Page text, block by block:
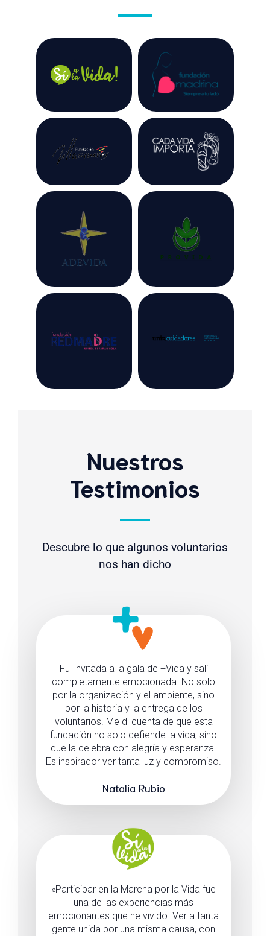
Nuestros
Testimonios
Descubre lo que algunos voluntarios
nos han dicho
Fui invitada a la gala de +Vida y salí
completamente emocionada. No solo
por la organización y el ambiente, sino
por la historia y la entrega de los
voluntarios. Me di cuenta de que esta
fundación no solo defiende la vida, sino
que la celebra con alegría y esperanza.
Es inspirador ver tanta luz y compromiso.
Natalia Rubio
«Participar en la Marcha por la Vida fue
una de las experiencias más
emocionantes que he vivido. Ver a tanta
gente unida por una misma causa, con